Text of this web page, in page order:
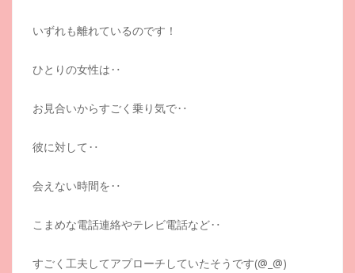
いずれも離れているのです！
ひとりの女性は‥
お見合いからすごく乗り気で‥
彼に対して‥
会えない時間を‥
こまめな電話連絡やテレビ電話など‥
すごく工夫してアプローチしていたそうです(@_@)